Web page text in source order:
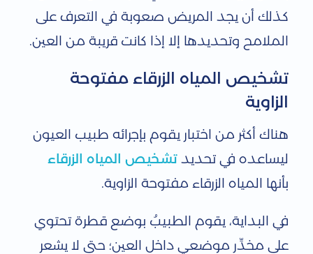
كذلك أن يجد المريض صعوبة في التعرف على
الملامح وتحديدها إلا إذا كانت قريبة من العين.
تشخيص المياه الزرقاء مفتوحة
الزاوية
هناك أكثر من اختبار يقوم بإجرائه طبيب العيون
ليساعده في تحديد تشخيص المياه الزرقاء
بأنها المياه الزرقاء مفتوحة الزاوية.
في البداية، يقوم الطبيبُ بوضع قطرة تحتوي
على مخدِّر موضعي داخل العين؛ حتى لا يشعر